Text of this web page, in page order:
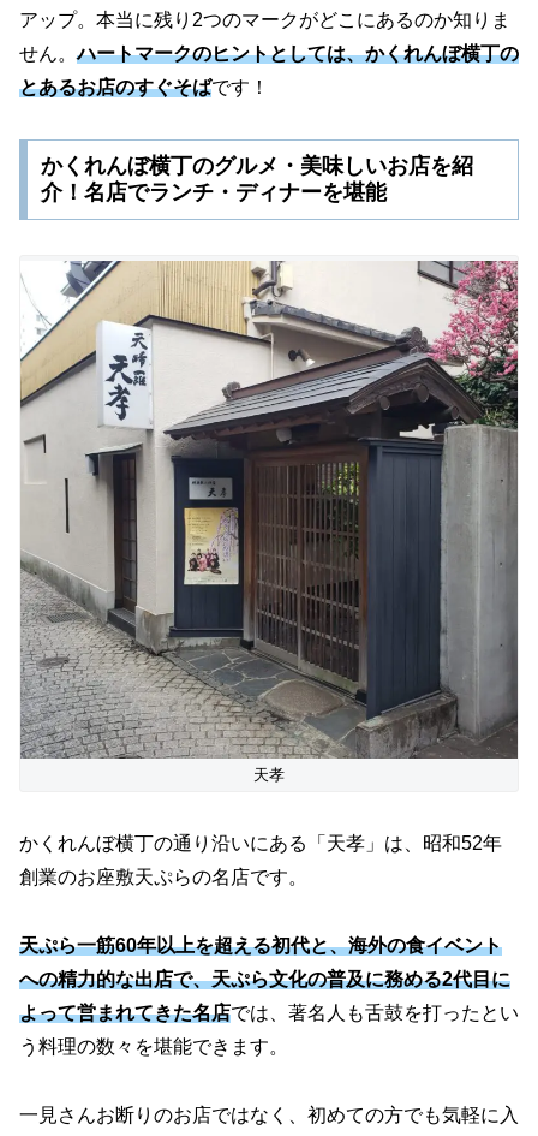
アップ。本当に残り2つのマークがどこにあるのか知りま
せん。ハートマークのヒントとしては、かくれんぼ横丁の
とあるお店のすぐそばです！
かくれんぼ横丁のグルメ・美味しいお店を紹
介！名店でランチ・ディナーを堪能
天孝
かくれんぼ横丁の通り沿いにある「天孝」は、昭和52年
創業のお座敷天ぷらの名店です。
天ぷら一筋60年以上を超える初代と、海外の食イベント
への精力的な出店で、天ぷら文化の普及に務める2代目に
よって営まれてきた名店では、著名人も舌鼓を打ったとい
う料理の数々を堪能できます。
一見さんお断りのお店ではなく、初めての方でも気軽に入